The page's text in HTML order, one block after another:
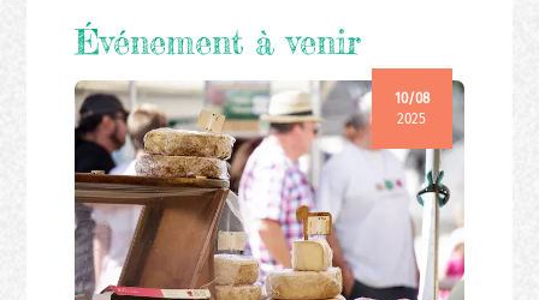
Événement à venir
10/08
2025